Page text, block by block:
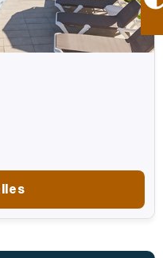
movilidad reducida